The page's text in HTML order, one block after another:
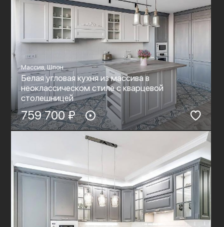
Массив, Шпон
Белая угловая кухня из массива в
неоклассическом стиле с кварцевой
столешницей
759 700 ₽